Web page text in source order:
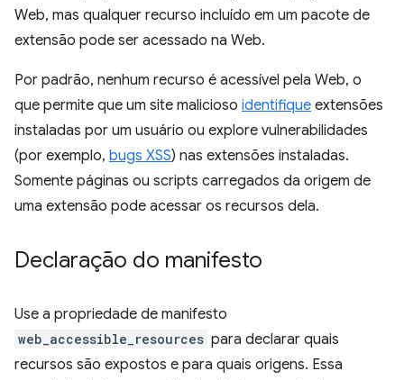
Web, mas qualquer recurso incluído em um pacote de
extensão pode ser acessado na Web.
Por padrão, nenhum recurso é acessível pela Web, o
que permite que um site malicioso identifique extensões
instaladas por um usuário ou explore vulnerabilidades
(por exemplo, bugs XSS) nas extensões instaladas.
Somente páginas ou scripts carregados da origem de
uma extensão pode acessar os recursos dela.
Declaração do manifesto
Use a propriedade de manifesto
web_accessible_resources para declarar quais
recursos são expostos e para quais origens. Essa